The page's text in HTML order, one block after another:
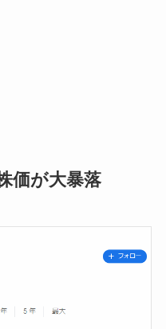
価が大暴落